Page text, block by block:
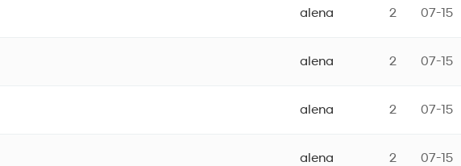
alena 2 07-15
alena 2 07-15
alena 2 07-15
alena 2 07-15